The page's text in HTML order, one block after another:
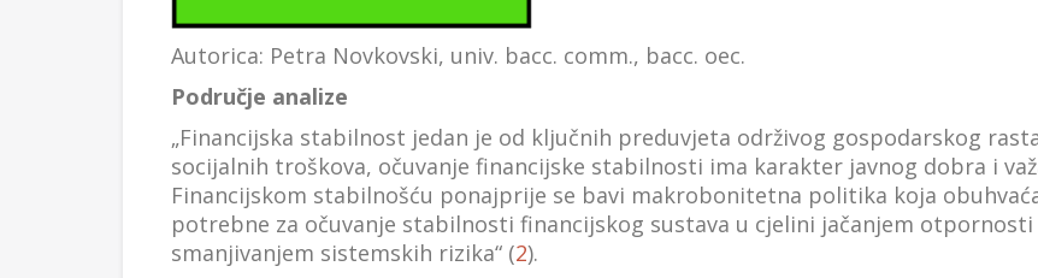
Autorica: Petra Novkovski, univ. bacc. comm., bacc. oec.
Područje analize
„Financijska stabilnost jedan je od ključnih preduvjeta održivog gospodarskog
socijalnih troškova, očuvanje financijske stabilnosti ima karakter javnog dobra i
Financijskom stabilnošću ponajprije se bavi makrobonitetna politika koja
potrebne za očuvanje stabilnosti financijskog sustava u cjelini jačanjem
smanjivanjem sistemskih rizika“ (2).